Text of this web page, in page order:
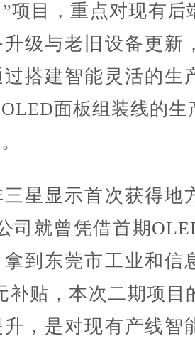
项目，重点对现有后
升级与老旧设备更新
搭建智能灵活的生
面板组装线的生
显示首次获得地
司就曾凭借首期
到东莞市工业和信
补贴，本次二期项目
，是对现有产线智